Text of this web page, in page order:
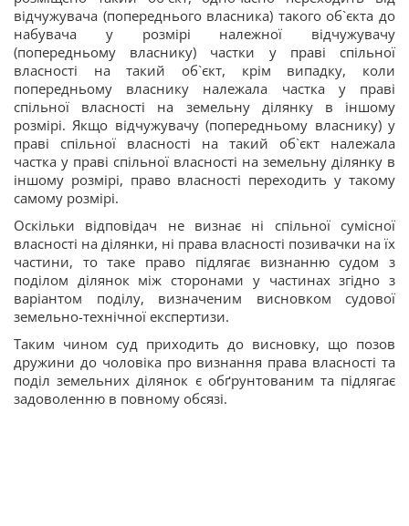
відчужувача (попереднього власника) такого об`єкта до
набувача у розмірі належної відчужувачу
(попередньому власнику) частки у праві спільної
власності на такий об`єкт, крім випадку, коли
попередньому власнику належала частка у праві
спільної власності на земельну ділянку в іншому
розмірі. Якщо відчужувачу (попередньому власнику) у
праві спільної власності на такий об`єкт належала
частка у праві спільної власності на земельну ділянку в
іншому розмірі, право власності переходить у такому
самому розмірі.
Оскільки відповідач не визнає ні спільної сумісної
власності на ділянки, ні права власності позивачки на їх
частини, то таке право підлягає визнанню судом з
поділом ділянок між сторонами у частинах згідно з
варіантом поділу, визначеним висновком судової
земельно-технічної експертизи.
Таким чином суд приходить до висновку, що позов
дружини до чоловіка про визнання права власності та
поділ земельних ділянок є обґрунтованим та підлягає
задоволенню в повному обсязі.